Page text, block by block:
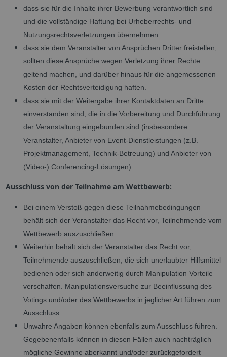
dass sie für die Inhalte ihrer Bewerbung verantwortlich sind
und die vollständige Haftung bei Urheberrechts- und
Nutzungsrechtsverletzungen übernehmen.
dass sie dem Veranstalter von Ansprüchen Dritter freistellen,
sollten diese Ansprüche wegen Verletzung ihrer Rechte
geltend machen, und darüber hinaus für die angemessenen
Kosten der Rechtsverteidigung haften.
dass sie mit der Weitergabe ihrer Kontaktdaten an Dritte
einverstanden sind, die in die Vorbereitung und Durchführung
der Veranstaltung eingebunden sind (insbesondere
Veranstalter, Anbieter von Event-Dienstleistungen (z.B.
Projektmanagement, Technik-Betreuung) und Anbieter von
(Video-) Conferencing-Lösungen).
Ausschluss von der Teilnahme am Wettbewerb:
Bei einem Verstoß gegen diese Teilnahmebedingungen
behält sich der Veranstalter das Recht vor, Teilnehmende vom
Wettbewerb auszuschließen.
Weiterhin behält sich der Veranstalter das Recht vor,
Teilnehmende auszuschließen, die sich unerlaubter Hilfsmittel
bedienen oder sich anderweitig durch Manipulation Vorteile
verschaffen. Manipulationsversuche zur Beeinflussung des
Votings und/oder des Wettbewerbs in jeglicher Art führen zum
Ausschluss.
Unwahre Angaben können ebenfalls zum Ausschluss führen.
Gegebenenfalls können in diesen Fällen auch nachträglich
mögliche Gewinne aberkannt und/oder zurückgefordert